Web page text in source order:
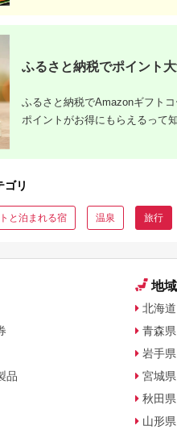
ふるさと納税でポイント大
ふるさと納税でAmazonギフト
ポイントがお得にもらえるって
ゴリ
と泊まれる宿 温泉 旅行
品
地
北海道
青森県
岩手県
宮城県
秋田県
山形県